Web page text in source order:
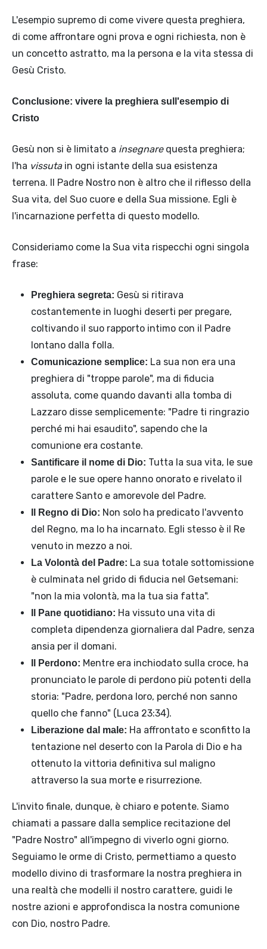
L'esempio supremo di come vivere questa preghiera,
di come affrontare ogni prova e ogni richiesta, non è
un concetto astratto, ma la persona e la vita stessa di
Gesù Cristo.
Conclusione: vivere la preghiera sull'esempio di
Cristo
Gesù non si è limitato a insegnarequesta preghiera;
l'ha vissutain ogni istante della sua esistenza
terrena. Il Padre Nostro non è altro che il riflesso della
Sua vita, del Suo cuore e della Sua missione. Egli è
l'incarnazione perfetta di questo modello.
Consideriamo come la Sua vita rispecchi ogni singola
frase:
Preghiera segreta: Gesù si ritirava
costantemente in luoghi deserti per pregare,
coltivando il suo rapporto intimo con il Padre
lontano dalla folla.
Comunicazione semplice: La sua non era una
preghiera di "troppe parole", ma di fiducia
assoluta, come quando davanti alla tomba di
Lazzaro disse semplicemente: "Padre ti ringrazio
perché mi hai esaudito", sapendo che la
comunione era costante.
Santificare il nome di Dio: Tutta la sua vita, le sue
parole e le sue opere hanno onorato e rivelato il
carattere Santo e amorevole del Padre.
Il Regno di Dio: Non solo ha predicato l'avvento
del Regno, ma lo ha incarnato. Egli stesso è il Re
venuto in mezzo a noi.
La Volontà del Padre: La sua totale sottomissione
è culminata nel grido di fiducia nel Getsemani:
"non la mia volontà, ma la tua sia fatta".
Il Pane quotidiano: Ha vissuto una vita di
completa dipendenza giornaliera dal Padre, senza
ansia per il domani.
Il Perdono: Mentre era inchiodato sulla croce, ha
pronunciato le parole di perdono più potenti della
storia: "Padre, perdona loro, perché non sanno
quello che fanno" (Luca 23:34).
Liberazione dal male: Ha affrontato e sconfitto la
tentazione nel deserto con la Parola di Dio e ha
ottenuto la vittoria definitiva sul maligno
attraverso la sua morte e risurrezione.
L'invito finale, dunque, è chiaro e potente. Siamo
chiamati a passare dalla semplice recitazione del
"Padre Nostro" all'impegno di viverlo ogni giorno.
Seguiamo le orme di Cristo, permettiamo a questo
modello divino di trasformare la nostra preghiera in
una realtà che modelli il nostro carattere, guidi le
nostre azioni e approfondisca la nostra comunione
con Dio, nostro Padre.